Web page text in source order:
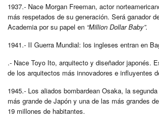
1937.- Nace Morgan Freeman, actor
más respetados de su generación. Será ganador
Academia por su papel en “Million Dollar Baby”.
1941.- II Guerra Mundial: los ingleses entran en
.- Nace Toyo Ito, arquitecto y diseñador japonés.
de los arquitectos más innovadores e influyentes
1945.- Los aliados bombardean Osaka, la
más grande de Japón y una de las más grandes
19 millones de habitantes.